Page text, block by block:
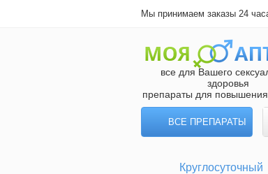
Мы принимаем заказы 24
все для Вашего
здоровья
препараты для
ВСЕ ПРЕПАРАТЫ
Круглосуточный